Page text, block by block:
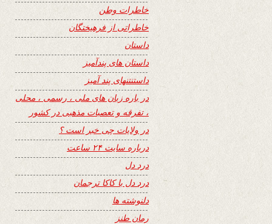
خاطرات وطن
خاطراتی از فرهیختگان
داستان
داستان های پندآمیز
داستنتنهای پند آمیز
در باره زبان های ملی ، رسمی ، محلی
، تفرقه و تعصبات مذهبی در کشور
در ولایات چی خبر است ؟
درباره سایت ۲۴ ساعت
درد دل
درد دل با کاکا ترجمان
دلنوشته ها
رمان طنز